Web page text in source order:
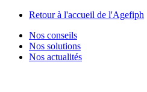
Retour à l'accueil de l'Agefiph
Nos conseils
Nos solutions
Nos actualités